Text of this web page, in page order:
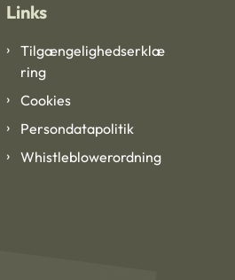
Links
Tilgængelighedserklæ
ring
Cookies
Persondatapolitik
Whistleblowerordning